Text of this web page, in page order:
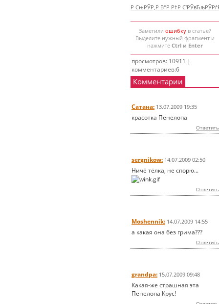
Р СњРЎР‚Р В°Р Р†Р
Заметили ошибкув статье?
Выделите нужный фрагмент и
нажмите Ctrl и Enter
просмотров: 10911 |
комментариев:6
Комментарии
Сатана: 13.07.2009 19:35
красотка Пенелопа
Ответить
sergnikow: 14.07.2009 02:50
Ничё тёлка, не спорю...
Ответить
Moshennik: 14.07.2009 14:55
а какая она без грима???
Ответить
grandpa: 15.07.2009 09:48
Какая-же страшная эта
Пенелопа Крус!